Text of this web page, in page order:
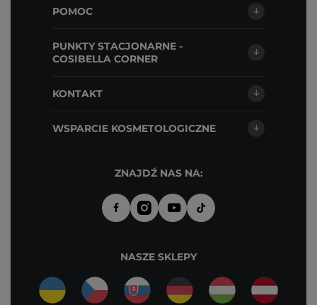
POMOC
PUNKTY STACJONARNE -
COSIBELLA CORNER
KONTAKT
WSPARCIE KOSMETOLOGICZNE
ZNAJDŹ NAS NA:
NASZE SKLEPY